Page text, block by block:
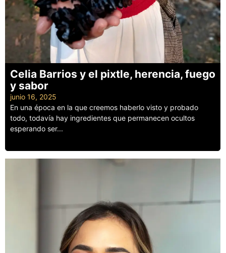
Celia Barrios y el pixtle, herencia, fuego
y sabor
junio 16, 2025
En una época en la que creemos haberlo visto y probado
todo, todavía hay ingredientes que permanecen ocultos
esperando ser...